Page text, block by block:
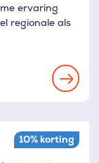
ervaring
regionale als
10% korting